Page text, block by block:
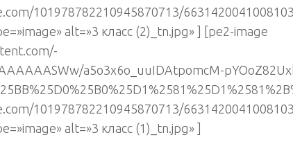
101978782210945870713/
alt=»3 класс (2)_tn.jpg» ] [pe2-image
a5o3x6o_uuIDAtpomcM-
101978782210945870713/
alt=»3 класс (1)_tn.jpg» ]